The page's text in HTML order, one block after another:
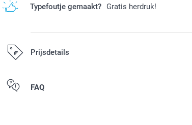
Typefoutje gemaakt? Gratis herdruk!
Prijsdetails
Alle prijzen zijn in EURO (€) inclusief BTW en exclusief
FAQ